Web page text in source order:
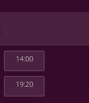
14:00
19:20